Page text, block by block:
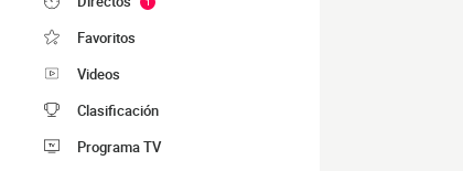
1
Favoritos
Videos
Clasificación
Programa TV